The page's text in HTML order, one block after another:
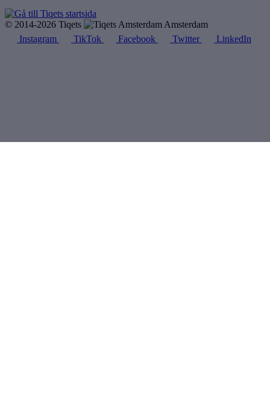
© 2014-2026 Tiqets
Amsterdam
Instagram
TikTok Facebook Twitter LinkedIn